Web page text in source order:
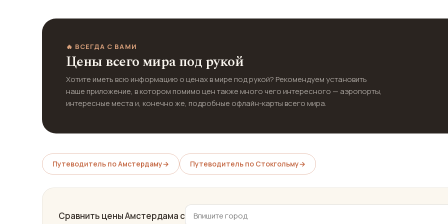
🔥 ВСЕГДА С ВАМИ
Цены всего мира под рукой
Хотите иметь всю информацию о ценах в мире под рукой? Рекомендуем установить
наше приложение, в котором помимо цен также много чего интересного — аэропорты,
интересные места и, конечно же, подробные офлайн-карты всего мира.
Путеводитель по Амстердаму→ Путеводитель по Стокгольму→
Сравнить цены Амстердама с